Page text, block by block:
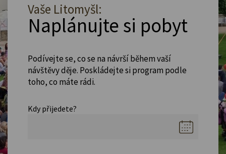
Vaše Litomyšl:
Naplánujte si pobyt
Podívejte se, co se na návrší během vaší
návštěvy děje. Poskládejte si program podle
toho, co máte rádi.
Kdy přijedete?